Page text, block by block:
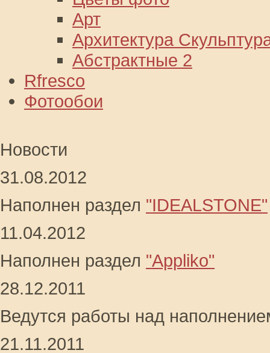
Арт
Архитектура
Абстрактные 2
Rfresco
Фотообои
Новости
31.08.2012
Наполнен раздел "IDEALSTONE"
11.04.2012
Наполнен раздел "Appliko"
28.12.2011
Ведутся работы над
21.11.2011